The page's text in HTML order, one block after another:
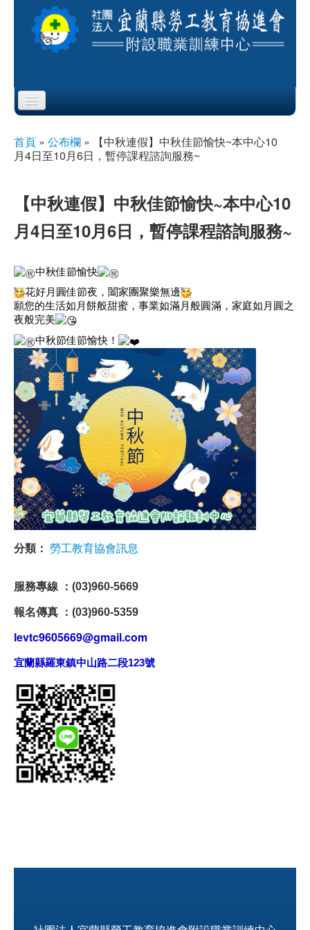
Skip to content
Skip to navigation
協會簡介
服務項目
公布欄
課程公告
即測即評
職安測驗
交通位置
線上報名
反應信箱
資安公告
您在這裡
首頁 » 公布欄 »
【中秋連假】中秋佳節愉快~本中心10
月4日至10月6日，暫停課程諮詢服務~
【中秋連假】中秋佳節愉快~本中心10
月4日至10月6日，暫停課程諮詢服務~
中秋佳節愉快
花好月圓佳節夜，闔家團聚樂無邊
願您的生活如月餅般甜蜜，事業如滿月般圓滿，家庭如月圓之
夜般完美
中秋節佳節愉快！
分類： 勞工教育協會訊息
服務專線 ：(03)960-5669
報名傳真 ：(03)960-5359
levtc9605669@gmail.com
宜蘭縣羅東鎮中山路二段123號